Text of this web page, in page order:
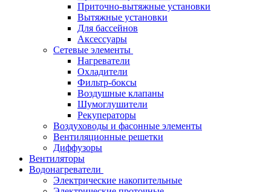
Приточно-вытяжные установки
Вытяжные установки
Для бассейнов
Аксессуары
Сетевые элементы
Нагреватели
Охладители
Фильтр-боксы
Воздушные клапаны
Шумоглушители
Рекуператоры
Воздуховоды и фасонные элементы
Вентиляционные решетки
Диффузоры
Вентиляторы
Водонагреватели
Электрические накопительные